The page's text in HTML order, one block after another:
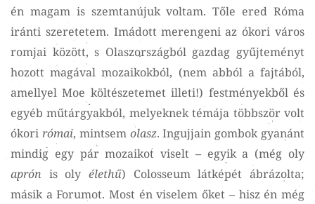
én magam is szemtanújuk voltam. Tőle ered Róma
iránti szeretetem. Imádott merengeni az ókori város
romjai között, s Olaszországból gazdag gyűjteményt
hozott magával mozaikokból, (nem abból a fajtából,
amellyel Moe költészetemet illeti!) festményekből és
egyéb műtárgyakból, melyeknek témája többször volt
ókori római, mintsem olasz. Ingujjain gombok gyanánt
mindig egy pár mozaikot viselt – egyik a (még oly
aprón is oly élethű) Colosseum látképét ábrázolta;
másik a Forumot. Most én viselem őket – hisz én még